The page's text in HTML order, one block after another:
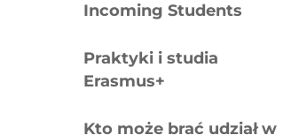
Incoming Students
Praktyki i studia
Erasmus+
Kto może brać udział w